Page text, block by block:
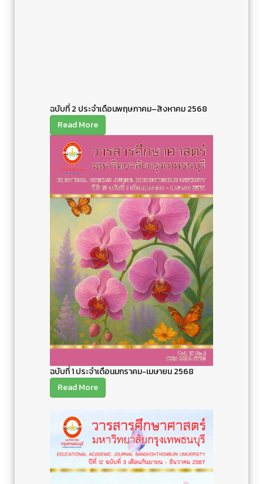
ฉบับที่ 2 ประจำเดือนพฤษภาคม–สิงหาคม 2568
Read More
ฉบับที่ 1 ประจำเดือนมกราคม-เมษายน 2568
Read More